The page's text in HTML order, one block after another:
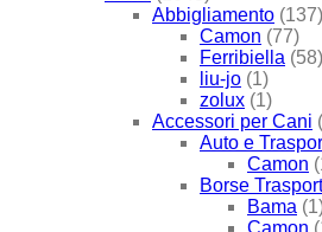
Abbigliamento (137)
Camon (77)
Ferribiella (58)
liu-jo (1)
zolux (1)
Accessori per Cani
Auto e
Camon
Borse
Bama
Camon